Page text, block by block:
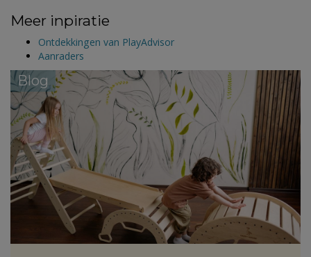
Meer inpiratie
Ontdekkingen van PlayAdvisor
Aanraders
Blog